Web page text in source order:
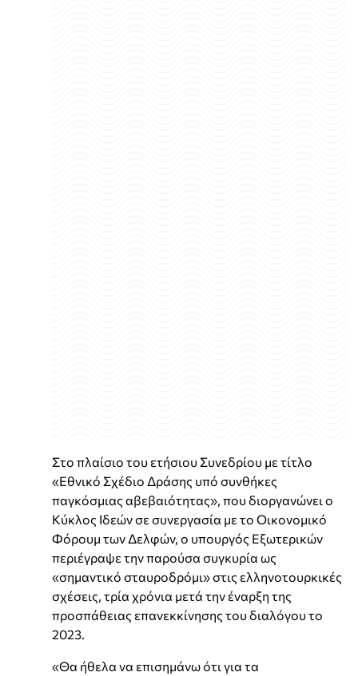
Στο πλαίσιο του ετήσιου Συνεδρίου με τίτλο
«Εθνικό Σχέδιο Δράσης υπό συνθήκες
παγκόσμιας αβεβαιότητας», που διοργανώνει ο
Κύκλος Ιδεών σε συνεργασία με το Οικονομικό
Φόρουμ των Δελφών, ο υπουργός Εξωτερικών
περιέγραψε την παρούσα συγκυρία ως
«σημαντικό σταυροδρόμι» στις ελληνοτουρκικές
σχέσεις, τρία χρόνια μετά την έναρξη της
προσπάθειας επανεκκίνησης του διαλόγου το
2023.
«Θα ήθελα να επισημάνω ότι για τα